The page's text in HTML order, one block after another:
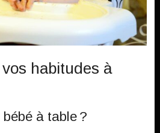
habitudes à
à table ?